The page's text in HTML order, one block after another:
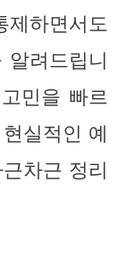
제하면서도
려드립니
민을 빠르
실적인 예
차근 정리